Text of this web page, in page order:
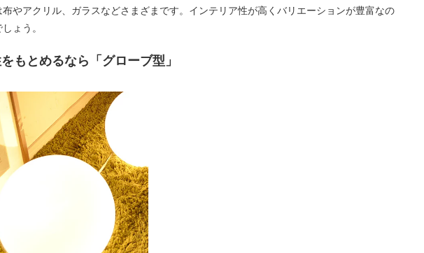
やアクリル、ガラスなどさまざまです。インテリア性が高くバリエーションが豊富なの
ょう。
もとめるなら「グローブ型」